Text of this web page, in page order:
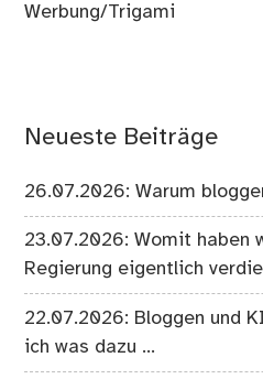
Werbung/Trigami
Neueste Beiträge
26.07.2026: Warum
23.07.2026: Womit haben
Regierung eigentlich
22.07.2026: Bloggen und
ich was dazu …